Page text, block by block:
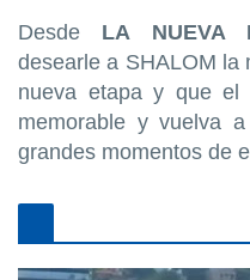
Desde LA NUEVA
desearle a SHALOM la
nueva etapa y que el
memorable y vuelva
grandes momentos de